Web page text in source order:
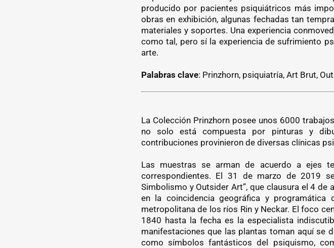
producido por pacientes psiquiátricos más
obras en exhibición, algunas fechadas tan
materiales y soportes. Una experiencia
como tal, pero sí la experiencia de sufrimiento
arte.
Palabras clave: Prinzhorn, psiquiatría, Art Brut,
La Colección Prinzhorn posee unos 6000
no solo está compuesta por pinturas y
contribuciones provinieron de diversas clínicas
Las muestras se arman de acuerdo a ejes
correspondientes. El 31 de marzo de 2019
Simbolismo y Outsider Art”, que clausura el 4
en la coincidencia geográfica y programática
metropolitana de los ríos Rin y Neckar. El foco
1840 hasta la fecha es la especialista
manifestaciones que las plantas toman aquí se
como símbolos fantásticos del psiquismo,